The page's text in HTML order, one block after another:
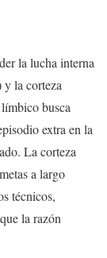
la lucha interna
la corteza
busca
extra en la
La corteza
a largo
técnicos,
la razón